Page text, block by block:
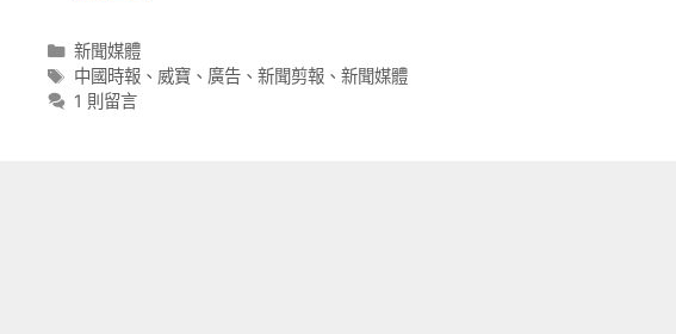
分
類
新聞媒體
標
籤
中國時報、 威寶、 廣告、 新聞剪報、 新聞媒體
1 則留言